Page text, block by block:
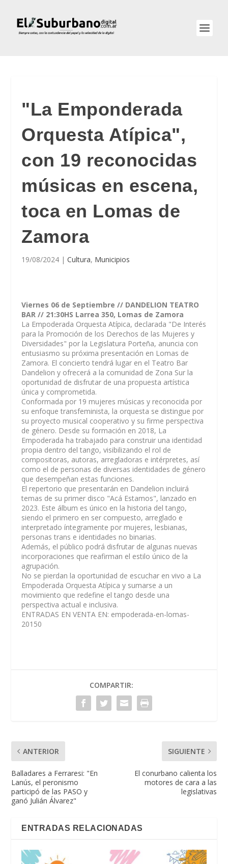
"La Emponderada
Orquesta Atípica",
con 19 reconocidas
músicas en escena,
toca en Lomas de
Zamora
19/08/2024 |Cultura, Municipios
Viernes 06 de Septiembre // DANDELION TEATRO
BAR // 21:30HS Larrea 350, Lomas de Zamora
La Empoderada Orquesta Atípica, declarada "De Interés
para la Promoción de los Derechos de las Mujeres y
Diversidades" por la Legislatura Porteña, anuncia con
entusiasmo su próxima presentación en Lomas de
Zamora. El concierto tendrá lugar en el Teatro Bar
Dandelion y ofrecerá a la comunidad de Zona Sur la
oportunidad de disfrutar de una propuesta artística
única y comprometida.
Conformada por 19 mujeres músicas y reconocida por
su enfoque transfeminista, la orquesta se distingue por
su proyecto musical cooperativo y su firme perspectiva
de género. Desde su formación en 2018, La
Empoderada ha trabajado para construir una identidad
propia dentro del tango, visibilizando el rol de
compositoras, autoras, arregladoras e intérpretes, así
como el de personas de diversas identidades de género
que desempeñan estas funciones.
El repertorio que presentarán en Dandelion incluirá
temas de su primer disco "Acá Estamos", lanzado en
2023. Este álbum es único en la historia del tango,
siendo el primero en ser compuesto, arreglado e
interpretado íntegramente por mujeres, lesbianas,
personas trans e identidades no binarias.
Además, el público podrá disfrutar de algunas nuevas
incorporaciones que reafirman el estilo único de la
agrupación.
No se pierdan la oportunidad de escuchar en vivo a La
Empoderada Orquesta Atípica y sumarse a un
movimiento que redefine el tango desde una
perspectiva actual e inclusiva.
ENTRADAS EN VENTA EN: empoderada-en-lomas-
20150
COMPARTIR:
ANTERIOR
Balladares a Ferraresi: "En
Lanús, el peronismo
participó de las PASO y
ganó Julián Álvarez"
SIGUIENTE
El conurbano calienta los
motores de cara a las
legislativas
ENTRADAS RELACIONADAS